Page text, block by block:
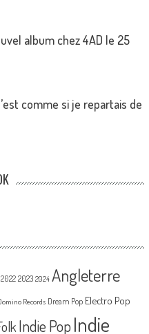
album chez 4AD le 25
comme si je repartais de
2022 2023 2024 Angleterre
Records Dream Pop Electro Pop
Indie PopIndie